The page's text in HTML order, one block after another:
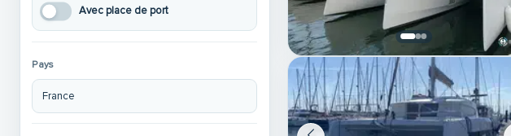
Avec place de port
Pays